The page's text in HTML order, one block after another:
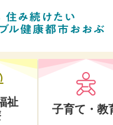
祉
子育て・教